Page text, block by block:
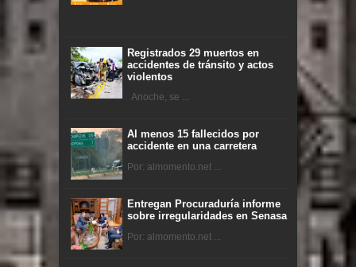
Registrados 29 muertos en
accidentes de tránsito y actos
violentos
Anoche, se ...
Al menos 15 fallecidos por
accidente en una carretera
Por: almomento.net ...
Entregan Procuraduría informe
sobre irregularidades en Senasa
Por: almomento.net ...